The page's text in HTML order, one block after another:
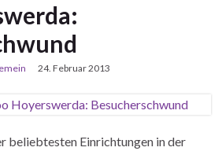
24. Februar 2013
beliebtesten Einrichtungen in der